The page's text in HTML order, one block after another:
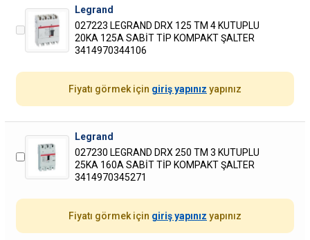
Legrand
027223 LEGRAND DRX 125 TM 4 KUTUPLU
20KA 125A SABİT TİP KOMPAKT ŞALTER
3414970344106
Fiyatı görmek için giriş yapınız yapınız
Legrand
027230 LEGRAND DRX 250 TM 3 KUTUPLU
25KA 160A SABİT TİP KOMPAKT ŞALTER
3414970345271
Fiyatı görmek için giriş yapınız yapınız